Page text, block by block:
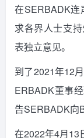
在SERBADK连
求各界人士支
表独立意见。
到了2021年12
ERBADK董事
告SERBADK向
在2022年4月13